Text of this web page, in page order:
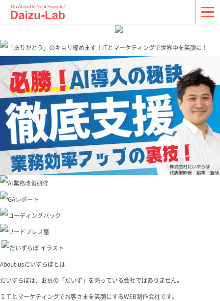
About usだいずらぼとは
だいずらぼは、お豆の「だいず」を売っている会社ではありません。
ＩＴとマーケティングでお客さまを笑顔にするWEB制作会社です。